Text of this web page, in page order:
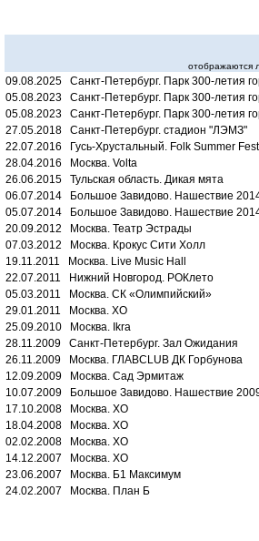
отображаются
09.08.2025 Санкт-Петербург. Парк 300-летия
05.08.2023 Санкт-Петербург. Парк 300-летия
05.08.2023 Санкт-Петербург. Парк 300-летия
27.05.2018 Санкт-Петербург. стадион "ЛЭМЗ"
22.07.2016 Гусь-Хрустальный. Folk Summer Fest
28.04.2016 Москва. Volta
26.06.2015 Тульская область. Дикая мята
06.07.2014 Большое Завидово. Нашествие
05.07.2014 Большое Завидово. Нашествие
20.09.2012 Москва. Театр Эстрады
07.03.2012 Москва. Крокус Сити Холл
19.11.2011 Москва. Live Music Hall
22.07.2011 Нижний Новгород. РОКлето
05.03.2011 Москва. СК «Олимпийский»
29.01.2011 Москва. XO
25.09.2010 Москва. Ikra
28.11.2009 Санкт-Петербург. Зал Ожидания
26.11.2009 Москва. ГЛАВCLUB ДК Горбунова
12.09.2009 Москва. Сад Эрмитаж
10.07.2009 Большое Завидово. Нашествие
17.10.2008 Москва. XO
18.04.2008 Москва. XO
02.02.2008 Москва. XO
14.12.2007 Москва. XO
23.06.2007 Москва. Б1 Максимум
24.02.2007 Москва. План Б